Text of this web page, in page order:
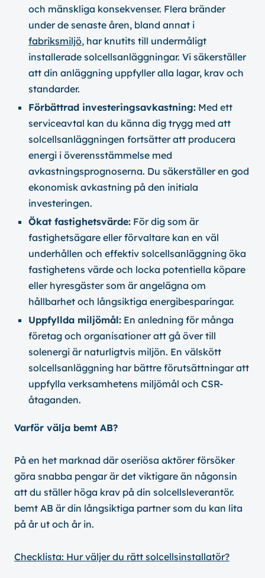
och mänskliga konsekvenser. Flera bränder
under de senaste åren, bland annat i
fabriksmiljö, har knutits till undermåligt
installerade solcellsanläggningar. Vi säkerställer
att din anläggning uppfyller alla lagar, krav och
standarder.
Förbättrad investeringsavkastning: Med ett
serviceavtal kan du känna dig trygg med att
solcellsanläggningen fortsätter att producera
energi i överensstämmelse med
avkastningsprognoserna. Du säkerställer en god
ekonomisk avkastning på den initiala
investeringen.
Ökat fastighetsvärde: För dig som är
fastighetsägare eller förvaltare kan en väl
underhållen och effektiv solcellsanläggning öka
fastighetens värde och locka potentiella köpare
eller hyresgäster som är angelägna om
hållbarhet och långsiktiga energibesparingar.
Uppfyllda miljömål: En anledning för många
företag och organisationer att gå över till
solenergi är naturligtvis miljön. En välskött
solcellsanläggning har bättre förutsättningar att
uppfylla verksamhetens miljömål och CSR-
åtaganden.
Varför välja bemt AB?
På en het marknad där oseriösa aktörer försöker
göra snabba pengar är det viktigare än någonsin
att du ställer höga krav på din solcellsleverantör.
bemt AB är din långsiktiga partner som du kan lita
på år ut och år in.
Checklista: Hur väljer du rätt solcellsinstallatör?